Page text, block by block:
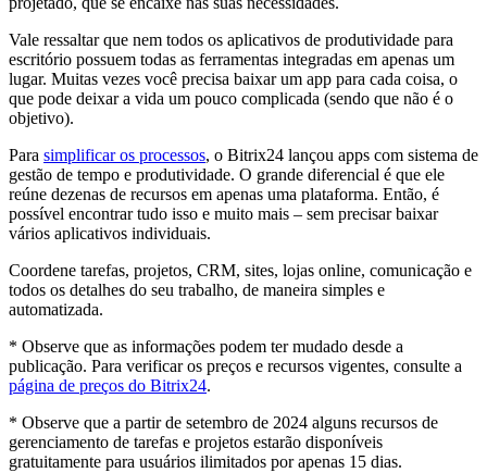
Vale ressaltar que nem todos os aplicativos de produtividade para
escritório possuem todas as ferramentas integradas em apenas um
lugar. Muitas vezes você precisa baixar um app para cada coisa, o
que pode deixar a vida um pouco complicada (sendo que não é o
objetivo).
Para simplificar os processos, o Bitrix24 lançou apps com sistema de
gestão de tempo e produtividade. O grande diferencial é que ele
reúne dezenas de recursos em apenas uma plataforma. Então, é
possível encontrar tudo isso e muito mais – sem precisar baixar
vários aplicativos individuais.
Coordene tarefas, projetos, CRM, sites, lojas online, comunicação e
todos os detalhes do seu trabalho, de maneira simples e
automatizada.
* Observe que as informações podem ter mudado desde a
publicação. Para verificar os preços e recursos vigentes, consulte a
página de preços do Bitrix24.
* Observe que a partir de setembro de 2024 alguns recursos de
gerenciamento de tarefas e projetos estarão disponíveis
gratuitamente para usuários ilimitados por apenas 15 dias.